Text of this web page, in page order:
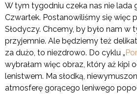
W tym tygodniu czeka nas nie lada
Czwartek. Postanowiliśmy się więc
Słodyczy. Chcemy, by było nam w
przyjemnie. Ale będziemy też
za dużo, to niezdrowo. Do cyklu „
wybrałam więc obraz, który aż kipi
lenistwem. Ma słodką,
atmosferę gorącego leniwego